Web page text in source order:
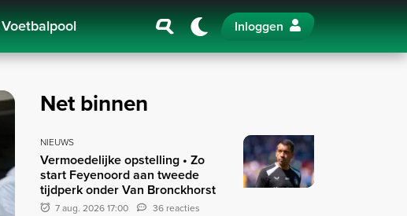
Voetbalpool Inloggen
Net binnen
NIEUWS
Vermoedelijke opstelling • Zo
start Feyenoord aan tweede
tijdperk onder Van Bronckhorst
7 aug. 2026 17:00 36 reacties